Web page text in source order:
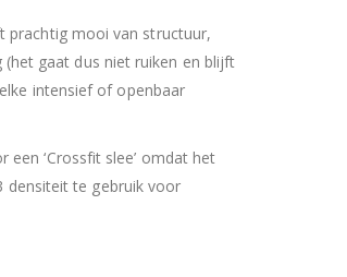
prachtig mooi van structuur,
gaat dus niet ruiken en blijft
intensief of openbaar
‘Crossfit slee’ omdat het
densiteit te gebruik voor